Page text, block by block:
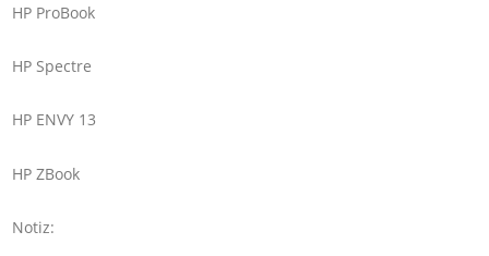
HP ProBook
HP Spectre
HP ENVY 13
HP ZBook
Notiz: